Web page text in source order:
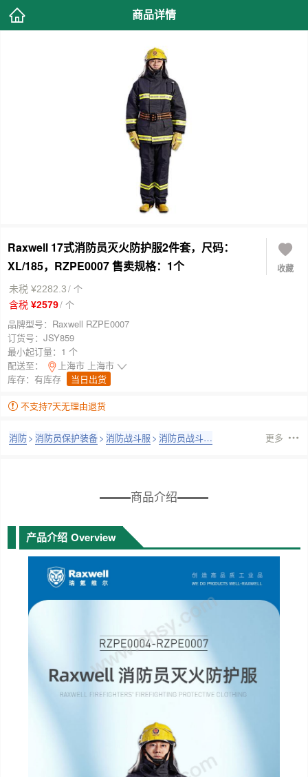
商品详情
Raxwell 17式消防员灭火防护服2件套，尺码：
XL/185，RZPE0007 售卖规格：1个
收藏
未税 ¥2282.3/ 个
含税 ¥2579/ 个
品牌型号： Raxwell RZPE0007
订货号： JSY859
最小起订量： 1 个
配送至：
上海市 上海市
库存： 有库存 当日出货
不支持7天无理由退货
消防> 消防员保护装备> 消防战斗服 > 消防员战斗服 更多
商品介绍
产品介绍 Overview